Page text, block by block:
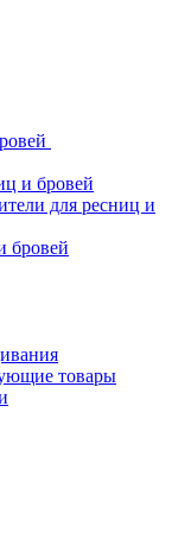
и бровей
для ресниц и
бровей
товары